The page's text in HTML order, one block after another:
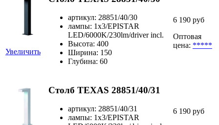
Увеличить
артикул: 28851/40/30
лампы: 1x3/EPISTAR
LED/6000K/230lm/driver incl.
Высота: 400
Ширина: 150
Глубина: 60
6 190 руб
Оптовая
цена: *****
Столб TEXAS 28851/40/31
артикул: 28851/40/31
лампы: 1x3/EPISTAR
6 190 руб